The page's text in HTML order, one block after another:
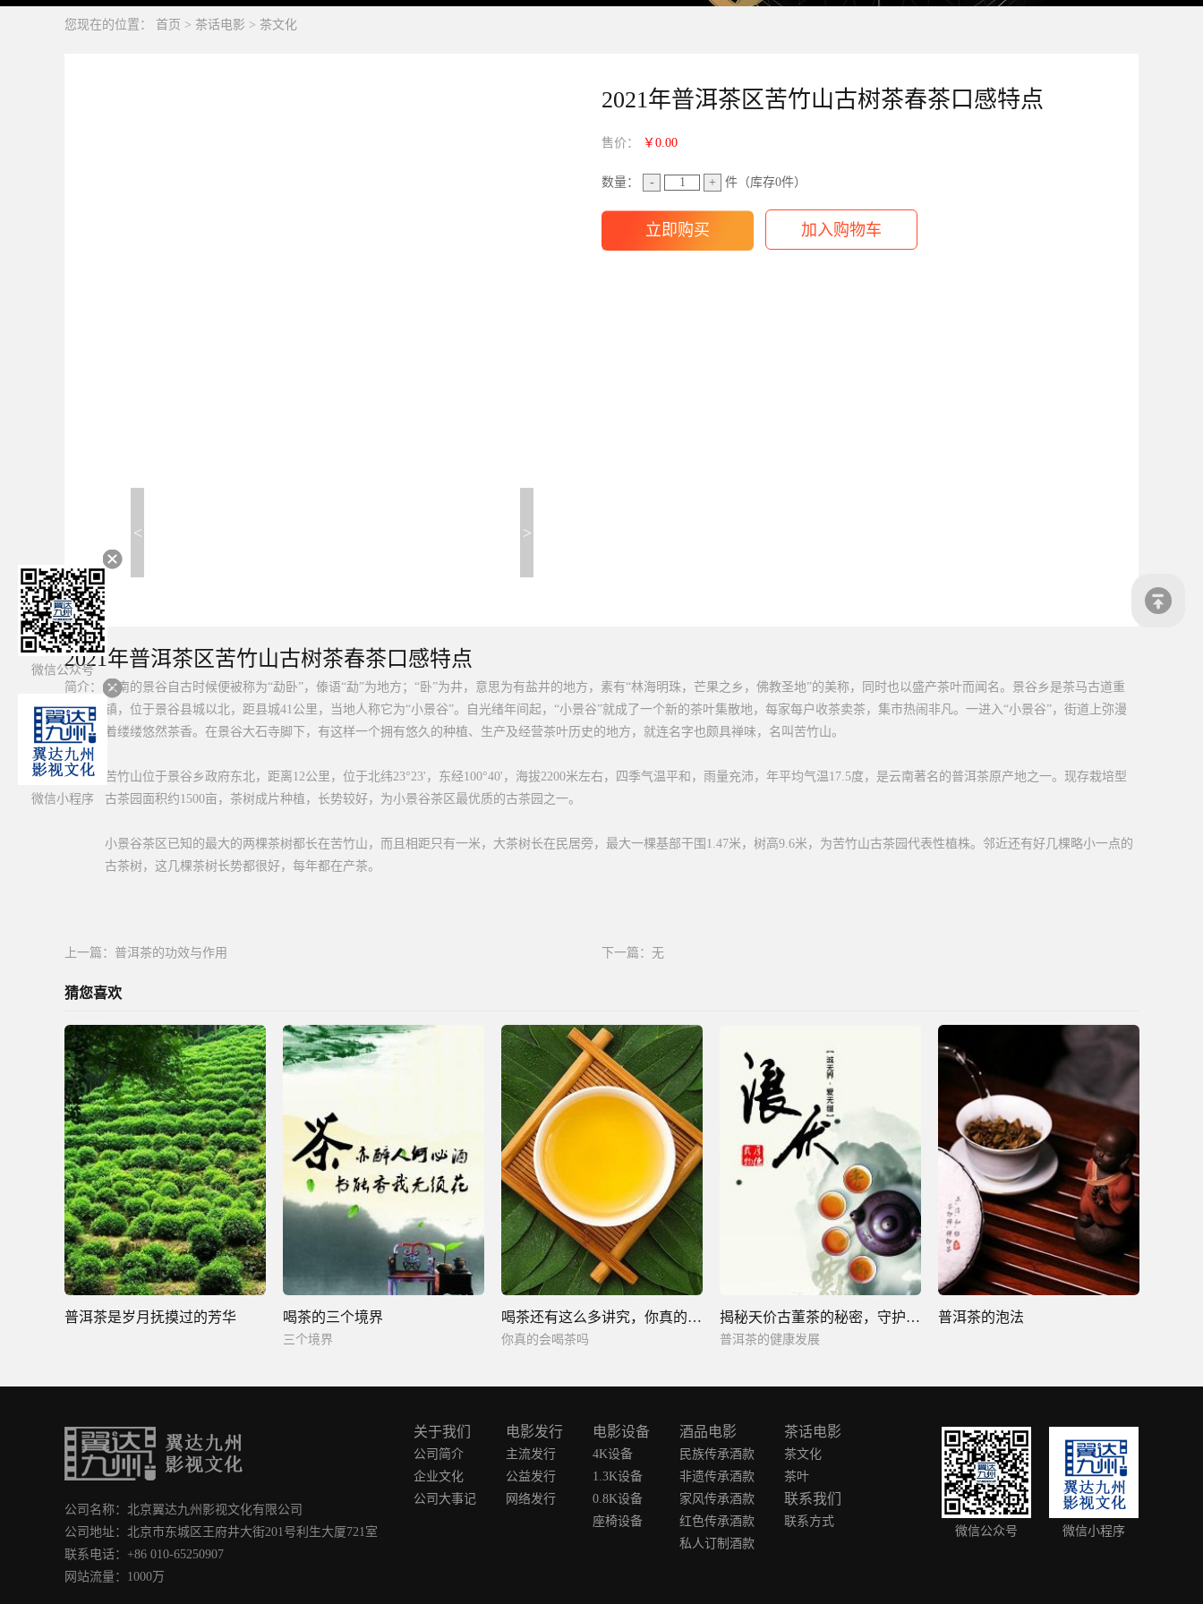
您现在的位置： 首页 > 茶话电影 > 茶文化
< >
2021年普洱茶区苦竹山古树茶春茶口感特点
售价： ￥0.00
数量： - + 件（库存0件）
2021年普洱茶区苦竹山古树茶春茶口感特点
简介：
云南的景谷自古时候便被称为“勐卧”，傣语“勐”为地方；“卧”为井，意思为有盐井的地方，素有“林海明珠，芒果之乡，佛教圣地”的美称，同时也以盛产茶叶而闻名。景谷乡是茶马古道重
镇，位于景谷县城以北，距县城41公里，当地人称它为“小景谷”。自光绪年间起，“小景谷”就成了一个新的茶叶集散地，每家每户收茶卖茶，集市热闹非凡。一进入“小景谷”，街道上弥漫
着缕缕悠然茶香。在景谷大石寺脚下，有这样一个拥有悠久的种植、生产及经营茶叶历史的地方，就连名字也颇具禅味，名叫苦竹山。
苦竹山位于景谷乡政府东北，距离12公里，位于北纬23°23'，东经100°40'，海拔2200米左右，四季气温平和，雨量充沛，年平均气温17.5度，是云南著名的普洱茶原产地之一。现存栽培型
古茶园面积约1500亩，茶树成片种植，长势较好，为小景谷茶区最优质的古茶园之一。
小景谷茶区已知的最大的两棵茶树都长在苦竹山，而且相距只有一米，大茶树长在民居旁，最大一棵基部干围1.47米，树高9.6米，为苦竹山古茶园代表性植株。邻近还有好几棵略小一点的
古茶树，这几棵茶树长势都很好，每年都在产茶。
上一篇： 普洱茶的功效与作用 下一篇：无
猜您喜欢
普洱茶是岁月抚摸过的芳华 喝茶的三个境界
三个境界
喝茶还有这么多讲究，你真的会喝茶吗
你真的会喝茶吗
揭秘天价古董茶的秘密，守护普洱茶的健康发展
普洱茶的健康发展
普洱茶的泡法
微信公众号
微信小程序
公司名称：北京翼达九州影视文化有限公司
公司地址：北京市东城区王府井大街201号利生大厦721室
联系电话：+86 010-65250907
网站流量：1000万
关于我们
公司简介
企业文化
公司大事记
电影发行
主流发行
公益发行
网络发行
电影设备
4K设备
1.3K设备
0.8K设备
座椅设备
酒品电影
民族传承酒款
非遗传承酒款
家风传承酒款
红色传承酒款
私人订制酒款
茶话电影
茶文化
茶叶
联系我们
联系方式
微信公众号 微信小程序